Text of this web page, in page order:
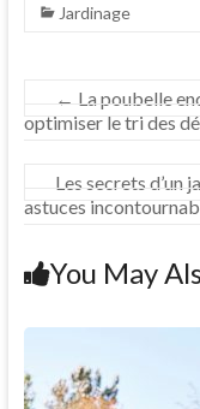
Jardinage
← La poubelle
optimiser le tri des
Les secrets d’un
astuces
You May